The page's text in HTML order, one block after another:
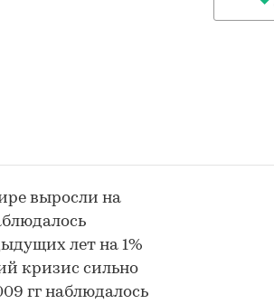
выросли на
лет на 1%
кризис сильно
гг наблюдалось